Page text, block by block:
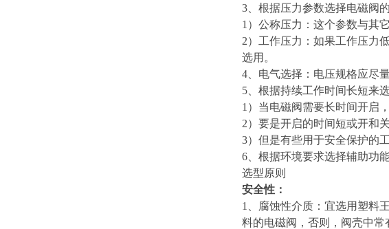
3、根据压力参数选择电磁阀
1）公称压力：这个参数与其
2）工作压力：如果工作压力
选用。
4、电气选择：电压规格应尽
5、根据持续工作时间长短来
1）当电磁阀需要长时间开启
2）要是开启的时间短或开和
3）但是有些用于安全保护的
6、根据环境要求选择辅助功
选型原则
安全性：
1、腐蚀性介质：宜选用塑料
料的电磁阀，否则，阀壳中常